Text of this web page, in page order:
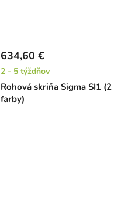
Rohová skriňa Sigma SI1 (2
farby)
634,60 €
2 - 5 týždňov